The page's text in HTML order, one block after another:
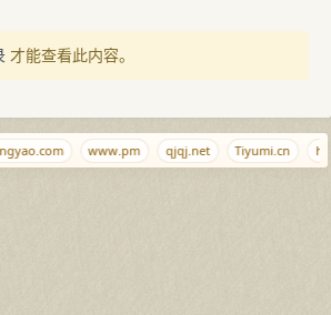
才能查看此内容。
www.pm qjqj.net Tiyumi.cn